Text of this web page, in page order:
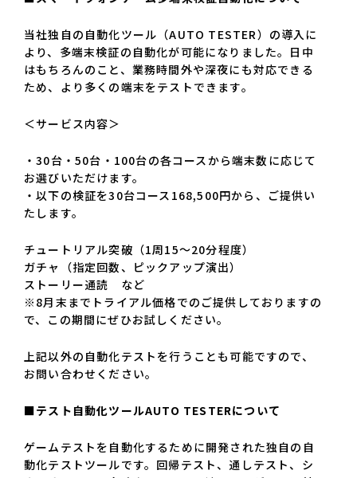
当社独自の自動化ツール（AUTO TESTER）の導入に
より、多端末検証の自動化が可能になりました。日中
はもちろんのこと、業務時間外や深夜にも対応できる
ため、より多くの端末をテストできます。
＜サービス内容＞
・30台・50台・100台の各コースから端末数に応じて
お選びいただけます。
・以下の検証を30台コース168,500円から、ご提供い
たします。
チュートリアル突破（1周15～20分程度）
ガチャ（指定回数、ピックアップ演出）
ストーリー通読 など
※8月末までトライアル価格でのご提供しておりますの
で、この期間にぜひお試しください。
上記以外の自動化テストを行うことも可能ですので、
お問い合わせください。
■テスト自動化ツールAUTO TESTERについて
ゲームテストを自動化するために開発された独自の自
動化テストツールです。回帰テスト、通しテスト、シ